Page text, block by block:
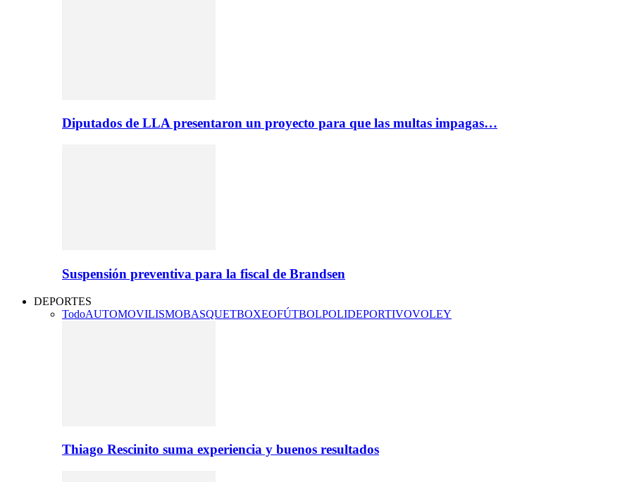
Diputados de LLA presentaron un proyecto para que las multas impagas…
Suspensión preventiva para la fiscal de Brandsen
DEPORTES
TodoAUTOMOVILISMOBASQUETBOXEOFÚTBOLPOLIDEPORTIVOVOLEY
Thiago Rescinito suma experiencia y buenos resultados